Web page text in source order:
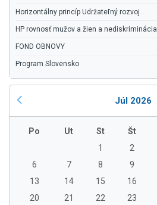
Horizontálny princíp Udržateľný rozvoj
HP rovnosť mužov a žien a nediskriminácia
FOND OBNOVY
Program Slovensko
Júl 2026
Po Ut St Št
1
2
6
7 8 9
13
14 15 16
20
21 22 23